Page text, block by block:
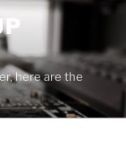
here are the